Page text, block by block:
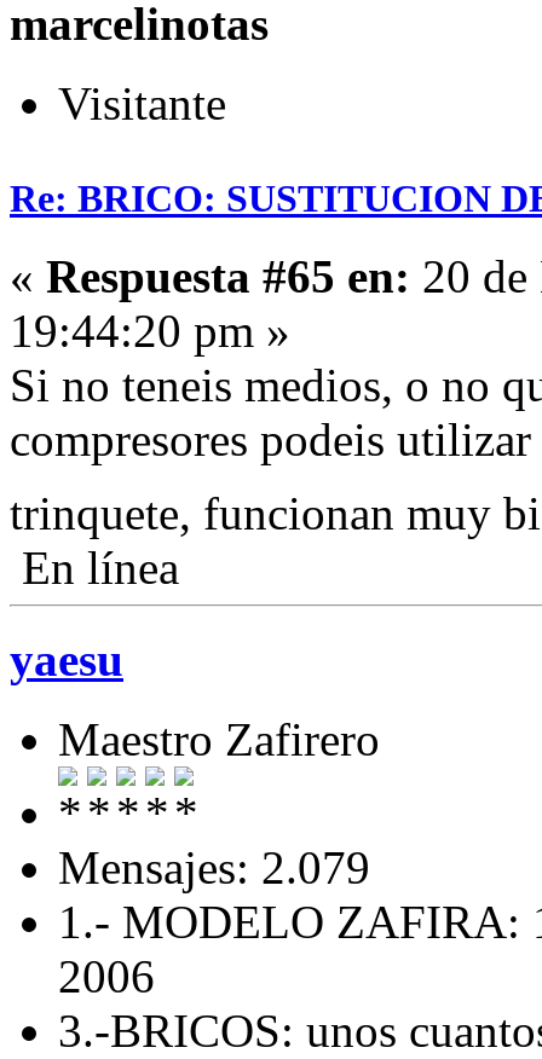
marcelinotas
Visitante
Re: BRICO: SUSTITUCION
« Respuesta #65 en: 20
19:44:20 pm »
Si no teneis medios, o no
compresores podeis
trinquete, funcionan muy
En línea
yaesu
Maestro Zafirero
Mensajes: 2.079
1.- MODELO ZAFIRA:
2006
3.-BRICOS: unos